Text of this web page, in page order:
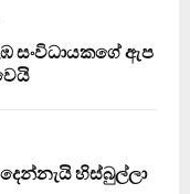
සංවිධායකගේ ඇප
හිස්බුල්ලා